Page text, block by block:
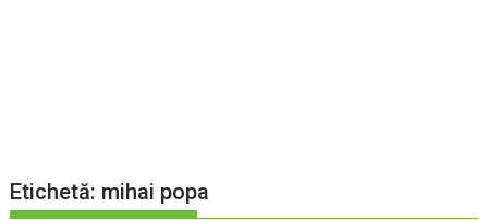
Etichetă: mihai popa